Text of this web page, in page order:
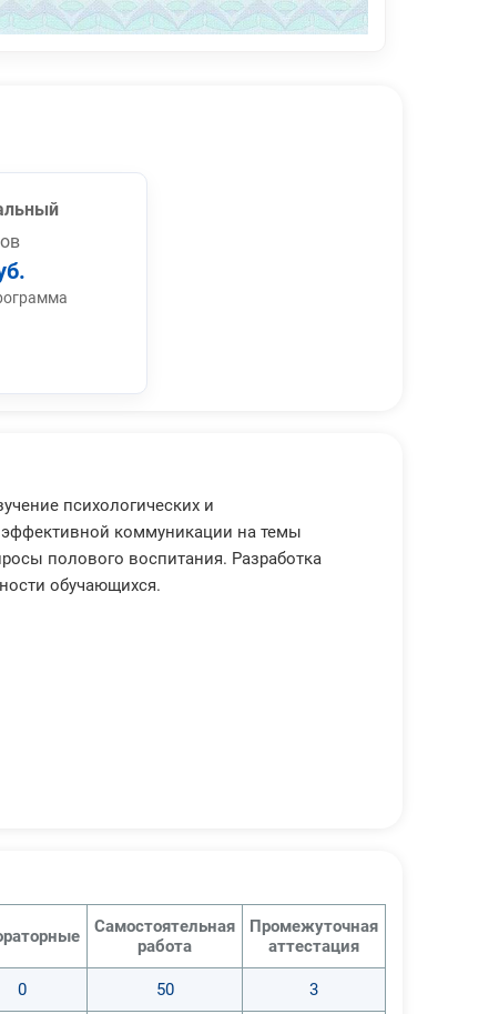
психологических и
коммуникации на темы
полового воспитания. Разработка
обучающихся.
Самостоятельная
работа
Промежуточная
аттестация
0 50 3